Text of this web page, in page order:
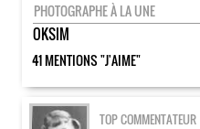
PHOTOGRAPHE À LA UNE
OKSIM
41 MENTIONS "J'AIME"
TOP COMMENTATEUR